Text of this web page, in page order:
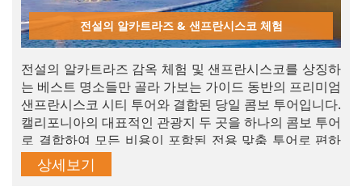
전설의 알카트라즈 & 샌프란시스코 체험
전설의 알카트라즈 감옥 체험 및 샌프란시스코를 상징하
는 베스트 명소들만 골라 가보는 가이드 동반의 프리미엄
샌프란시스코 시티 투어와 결합된 당일 콤보 투어입니다.
캘리포니아의 대표적인 관광지 두 곳을 하나의 콤보 투어
로 결합하여 모든 비용이 포함된 전용 맞춤 투어로 편하
게, 걱정 없이 관광하실 수 있습니다. 지금 바로 예약하시
고 미스터리 알카트라즈의 ‘위대한 탈출’을 직접 확인해
상세보기